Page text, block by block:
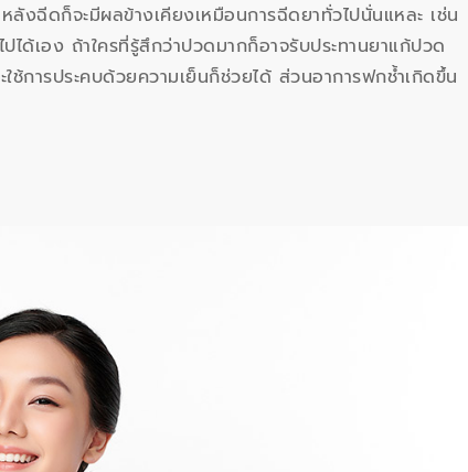
ลังฉีดก็จะมีผลข้างเคียงเหมือนการฉีดยาทั่วไปนั่นแหละ เช่น
ได้เอง ถ้าใครที่รู้สึกว่าปวดมากก็อาจรับประทานยาแก้ปวด
ช้การประคบด้วยความเย็นก็ช่วยได้ ส่วนอาการฟกช้ำเกิดขึ้น